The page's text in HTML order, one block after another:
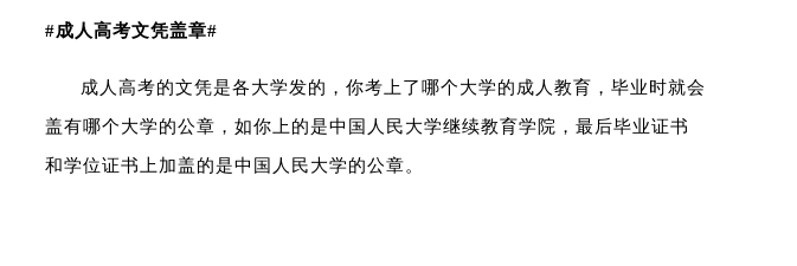
#成人高考文凭盖章#
成人高考的文凭是各大学发的，你考上了哪个大学的成人教育，毕业时就会
盖有哪个大学的公章，如你上的是中国人民大学继续教育学院，最后毕业证书
和学位证书上加盖的是中国人民大学的公章。